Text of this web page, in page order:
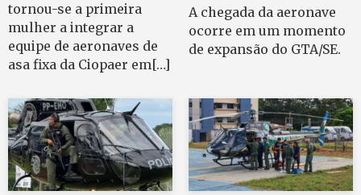
tornou-se a primeira
mulher a integrar a
equipe de aeronaves de
asa fixa da Ciopaer em[…]
A chegada da aeronave
ocorre em um momento
de expansão do GTA/SE.